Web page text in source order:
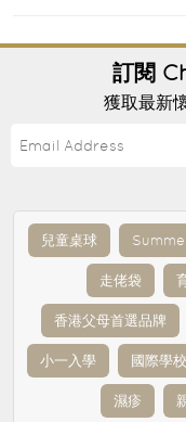
訂閱
獲取最新
兒童桌球
走佬袋
香港父母首選品牌
小一入學 國際學校
濕疹